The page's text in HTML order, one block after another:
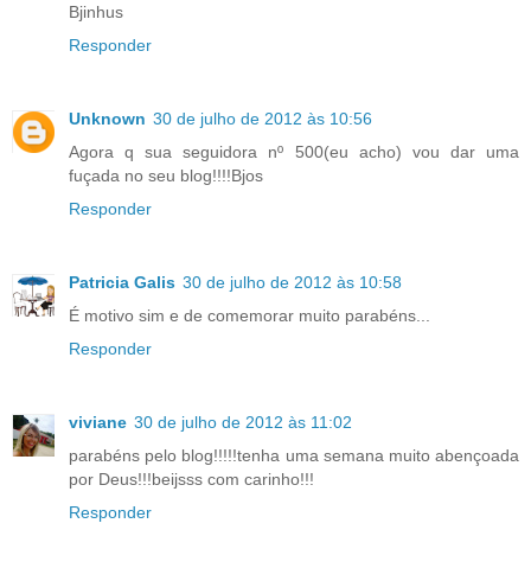
Bjinhus
Responder
Unknown 30 de julho de 2012 às 10:56
Agora q sua seguidora nº 500(eu acho) vou dar uma
fuçada no seu blog!!!!Bjos
Responder
Patricia Galis 30 de julho de 2012 às 10:58
É motivo sim e de comemorar muito parabéns...
Responder
viviane 30 de julho de 2012 às 11:02
parabéns pelo blog!!!!!tenha uma semana muito abençoada
por Deus!!!beijsss com carinho!!!
Responder